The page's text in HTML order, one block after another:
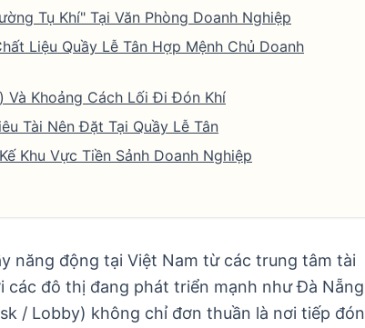
Tụ Khí" Tại Văn Phòng Doanh Nghiệp
Liệu Quầy Lễ Tân Hợp Mệnh Chủ Doanh
Và Khoảng Cách Lối Đi Đón Khí
Tài Nên Đặt Tại Quầy Lễ Tân
Khu Vực Tiền Sảnh Doanh Nghiệp
năng động tại Việt Nam từ các trung tâm tài
các đô thị đang phát triển mạnh như Đà Nẵng
/ Lobby) không chỉ đơn thuần là nơi tiếp đón